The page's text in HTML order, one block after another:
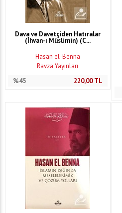
Dava ve Davetçiden Hatıralar
(İhvan-ı Müslimin) (C...
Hasan el-Benna
Ravza Yayınları
%45
220,00TL